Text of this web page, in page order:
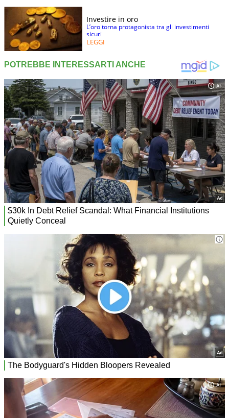
Investire in oro
L’oro torna protagonista tra gli investimenti
sicuri
LEGGI